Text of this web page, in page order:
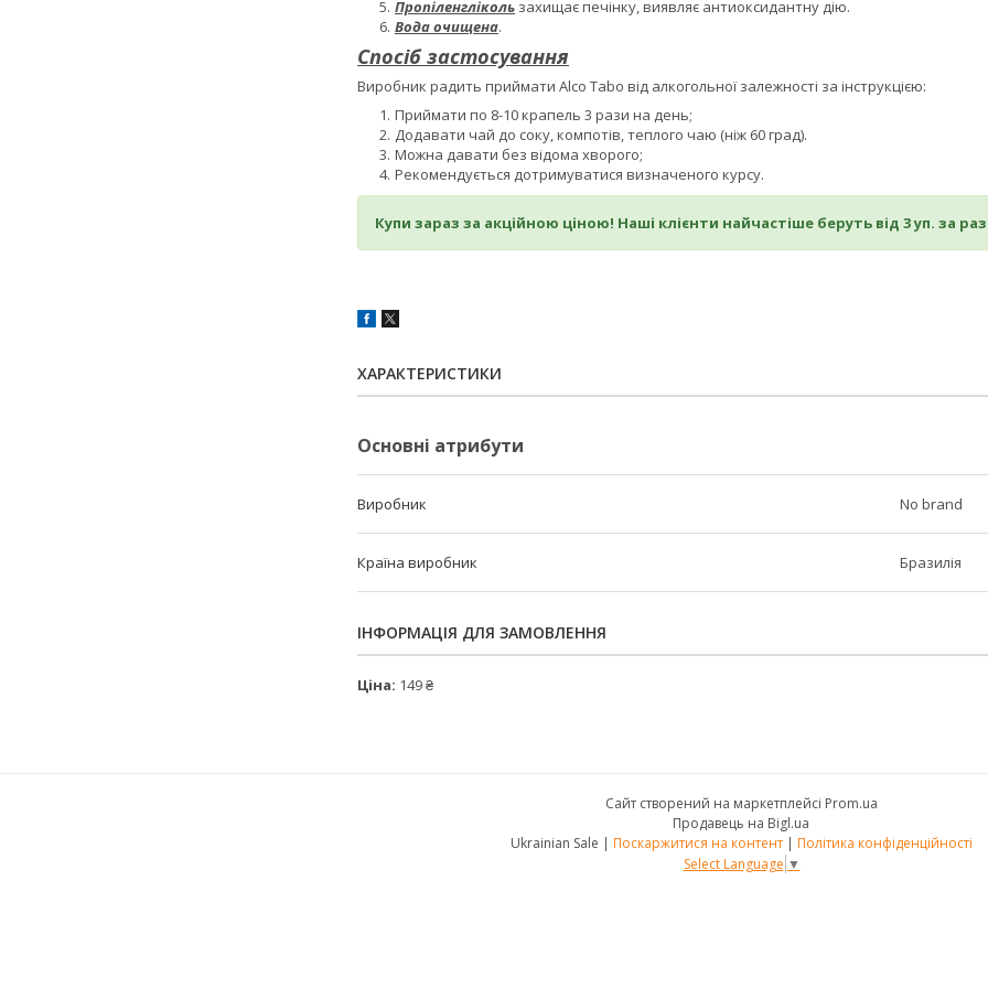
Пропіленгліколь захищає печінку, виявляє антиоксидантну дію.
Вода очищена.
Спосіб застосування
Виробник радить приймати Alco Tabo від алкогольної залежності за інструкцією:
Приймати по 8-10 крапель 3 рази на день;
Додавати чай до соку, компотів, теплого чаю (ніж 60 град).
Можна давати без відома хворого;
Рекомендується дотримуватися визначеного курсу.
Купи зараз за акційною ціною! Наші клієнти найчастіше беруть від 3 уп. за
ХАРАКТЕРИСТИКИ
Основні атрибути
Виробник No brand
Країна виробник Бразилія
ІНФОРМАЦІЯ ДЛЯ ЗАМОВЛЕННЯ
Ціна: 149 ₴
Сайт створений на маркетплейсі Prom.ua
Продавець на Bigl.ua
Ukrainian Sale | Поскаржитися на контент | Політика конфіденційності
Select Language ▼